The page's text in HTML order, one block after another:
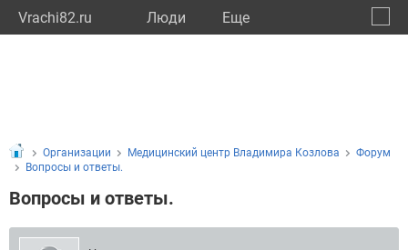
Vrachi82.ru Люди Eще
Организации Медицинский центр Владимира Козлова
Форум
Вопросы и ответы.
Вопросы и ответы.